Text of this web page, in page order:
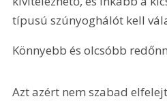
típusú szúnyoghálót kell
Könnyebb és olcsóbb
Azt azért nem szabad